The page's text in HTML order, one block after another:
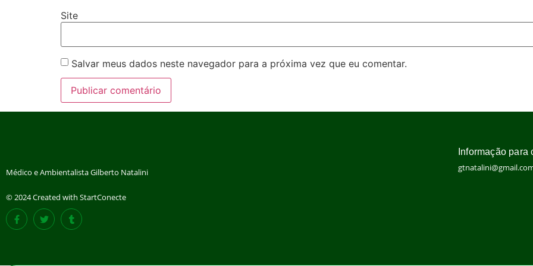
Site
Salvar meus dados neste navegador para a próxima vez que eu comentar.
Médico e Ambientalista Gilberto Natalini
© 2024 Created with StartConecte
Informação para